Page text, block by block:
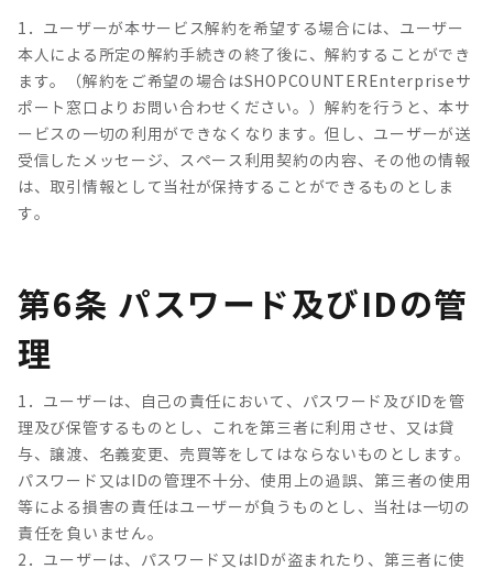
1．ユーザーが本サービス解約を希望する場合には、ユーザー
本人による所定の解約手続きの終了後に、解約することができ
ます。（解約をご希望の場合はSHOPCOUNTEREnterpriseサ
ポート窓口よりお問い合わせください。）解約を行うと、本サ
ービスの一切の利用ができなくなります。但し、ユーザーが送
受信したメッセージ、スペース利用契約の内容、その他の情報
は、取引情報として当社が保持することができるものとしま
す。
1．ユーザーは、自己の責任において、パスワード及びIDを管
理及び保管するものとし、これを第三者に利用させ、又は貸
与、譲渡、名義変更、売買等をしてはならないものとします。
パスワード又はIDの管理不十分、使用上の過誤、第三者の使用
等による損害の責任はユーザーが負うものとし、当社は一切の
責任を負いません。
2．ユーザーは、パスワード又はIDが盗まれたり、第三者に使
第6条 パスワード及びIDの管
理